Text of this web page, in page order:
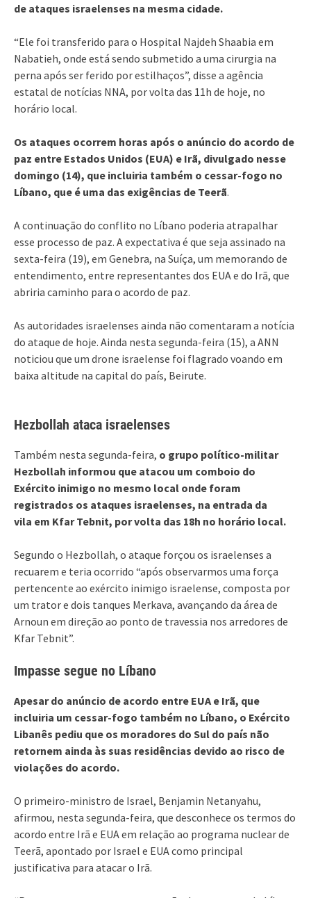
de ataques israelenses na mesma cidade.
“Ele foi transferido para o Hospital Najdeh Shaabia em
Nabatieh, onde está sendo submetido a uma cirurgia na
perna após ser ferido por estilhaços”, disse a agência
estatal de notícias NNA, por volta das 11h de hoje, no
horário local.
Os ataques ocorrem horas após o anúncio do acordo de
paz entre Estados Unidos (EUA) e Irã, divulgado nesse
domingo (14), que incluiria também o cessar-fogo no
Líbano, que é uma das exigências de Teerã.
A continuação do conflito no Líbano poderia atrapalhar
esse processo de paz. A expectativa é que seja assinado na
sexta-feira (19), em Genebra, na Suíça, um memorando de
entendimento, entre representantes dos EUA e do Irã, que
abriria caminho para o acordo de paz.
As autoridades israelenses ainda não comentaram a notícia
do ataque de hoje. Ainda nesta segunda-feira (15), a ANN
noticiou que um drone israelense foi flagrado voando em
baixa altitude na capital do país, Beirute.
Hezbollah ataca israelenses
Também nesta segunda-feira, o grupo político-militar
Hezbollah informou que atacou um comboio do
Exército inimigo no mesmo local onde foram
registrados os ataques israelenses, na entrada da
vila em Kfar Tebnit, por volta das 18h no horário local.
Segundo o Hezbollah, o ataque forçou os israelenses a
recuarem e teria ocorrido “após observarmos uma força
pertencente ao exército inimigo israelense, composta por
um trator e dois tanques Merkava, avançando da área de
Arnoun em direção ao ponto de travessia nos arredores de
Kfar Tebnit”.
Impasse segue no Líbano
Apesar do anúncio de acordo entre EUA e Irã, que
incluiria um cessar-fogo também no Líbano, o Exército
Libanês pediu que os moradores do Sul do país não
retornem ainda às suas residências devido ao risco de
violações do acordo.
O primeiro-ministro de Israel, Benjamin Netanyahu,
afirmou, nesta segunda-feira, que desconhece os termos do
acordo entre Irã e EUA em relação ao programa nuclear de
Teerã, apontado por Israel e EUA como principal
justificativa para atacar o Irã.